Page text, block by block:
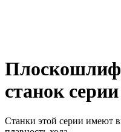
станок
Станки этой серии имеют